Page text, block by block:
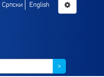
Српски English
>